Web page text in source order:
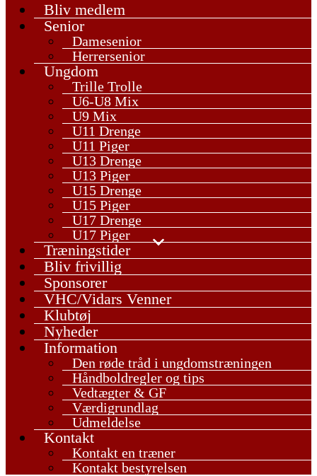
Bliv medlem
Senior
Damesenior
Herrersenior
Ungdom
Trille Trolle
U6-U8 Mix
U9 Mix
U11 Drenge
U11 Piger
U13 Drenge
U13 Piger
U15 Drenge
U15 Piger
U17 Drenge
U17 Piger
Træningstider
Bliv frivillig
Sponsorer
VHC/Vidars Venner
Klubtøj
Nyheder
Information
Den røde tråd i ungdomstræningen
Håndboldregler og tips
Vedtægter & GF
Værdigrundlag
Udmeldelse
Kontakt
Kontakt en træner
Kontakt bestyrelsen